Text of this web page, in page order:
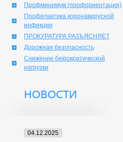
Профминимум (профориентация)
Профилактика коронавирусной
инфекции
ПРОКУРАТУРА РАЗЪЯСНЯЕТ
Дорожная безопасность
Снижение бюрократической
нагрузки
НОВОСТИ
04.12.2025